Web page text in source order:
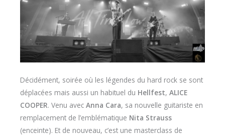
Décidément, soirée où les légendes du hard rock se sont
déplacées mais aussi un habituel du Hellfest, ALICE
COOPER. Venu avec Anna Cara, sa nouvelle guitariste en
remplacement de l’emblématique Nita Strauss
(enceinte). Et de nouveau, c’est une masterclass de